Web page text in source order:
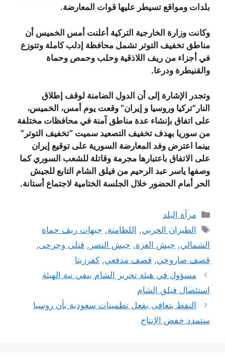
بلدات ومواقع تسيطر عليها قوات المعارضة.
وكانت وزارة الخارجية التركية أعلنت أمس الخميس أن
مناطق تخفيف التوتر تشمل محافظة إدلب كاملة وتتوزع
في أجزاء من ريف اللاذقية وحلب وحمص وحماة
والقنيطرة ودرعا.
وتجدر الإشارة إلى أن الدول الضامنة لوقف إطلاق
النار”تركيا وروسيا و إيران” وقعت يوم أمس، الخميس،
على اتفاق بإنشاء عدة مناطق آمنة في محافظات مختلفة
من سوريا بهدف تخفيف التصعيد سميت “تخفيف التوتر”
بينما اعترض وفد المعارضة السورية على توقيع إيران
على الاتفاق باعتبارها مجرمة وقاتلة للشعب السوري كما
وصفها ياسر عبد الرحيم من فيلق الشام التابع للجيش
الحر أمام الحضور خلال الجلسة الختامية لاجتماع أستانة.
التصنيفات
مرآة البلد
الوسوم
الطيران الحربي, اللطامنة, جبهات ريف حماة
الشمالي, جيش العزة, جيش النصر , قتلى وجرحى,
قصف صاروخي, قصف مدفعي, كفرزيتا
مسؤول في هيئة تحرير الشام ينفي نية الهيئة
استئصال فيلق الشام
النفط يتعافى بفعل تطمينات سعودية بأن روسيا
ستمدد خفض الإنتاج